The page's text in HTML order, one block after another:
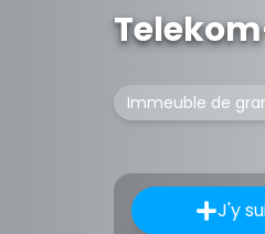
Immeuble de
J'y